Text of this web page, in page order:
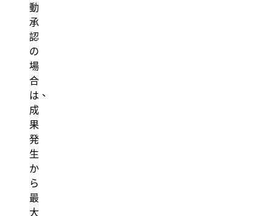
動
承
認
の
場
合
は、
成
果
発
生
か
ら
最
大